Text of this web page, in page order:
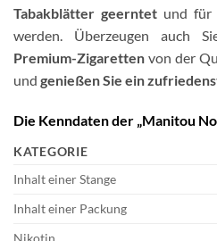
Tabakblätter geerntetund für
werden. Überzeugen auch
Premium-Zigaretten von der
und genießen Sie ein
Die Kenndaten der „Manitou
KATEGORIE
Inhalt einer Stange
Inhalt einer Packung